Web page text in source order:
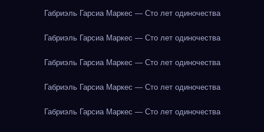
Габриэль Гарсиа Маркес — Сто лет одиночества
Габриэль Гарсиа Маркес — Сто лет одиночества
Габриэль Гарсиа Маркес — Сто лет одиночества
Габриэль Гарсиа Маркес — Сто лет одиночества
Габриэль Гарсиа Маркес — Сто лет одиночества